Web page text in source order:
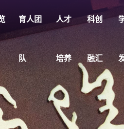
育人团
队
人才
培养
科创
融汇